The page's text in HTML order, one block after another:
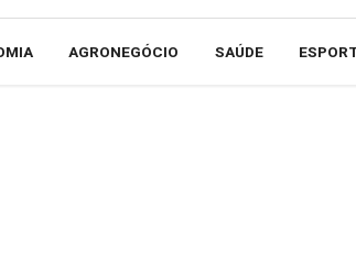
AGRONEGÓCIO SAÚDE